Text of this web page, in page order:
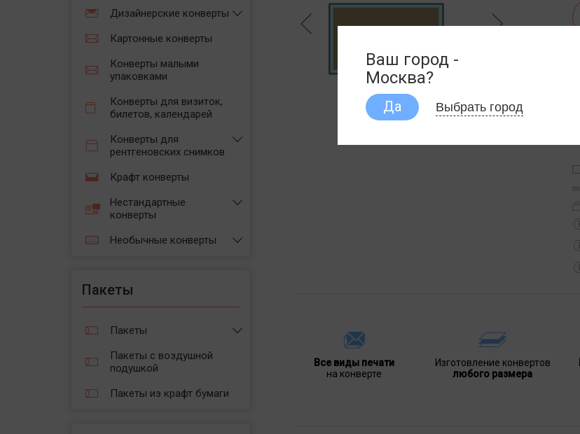
Дизайнерские конверты
Картонные конверты
Конверты малыми
упаковками
Конверты для визиток,
билетов, календарей
Конверты для
рентгеновских снимков
Крафт конверты
Нестандартные
конверты
Необычные конверты
Пакеты
Пакеты
Пакеты с воздушной
подушкой
Пакеты из крафт бумаги
Все виды печати
на конверте
Изготовление конвертов
любого размера
Ваш город -
Москва?
Да Выбрать город